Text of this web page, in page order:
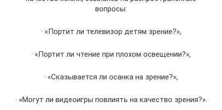
вопросы:
· «Портит ли телевизор детям зрение?»,
· «Портит ли чтение при плохом освещении?»,
· «Сказывается ли осанка на зрение?»,
· «Могут ли видеоигры повлиять на качество зрения?».